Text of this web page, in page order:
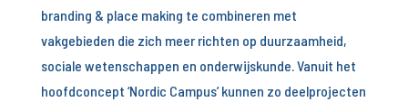
branding & place making te combineren met
vakgebieden die zich meer richten op duurzaamheid,
sociale wetenschappen en onderwijskunde. Vanuit het
hoofdconcept ‘Nordic Campus’ kunnen zo deelprojecten